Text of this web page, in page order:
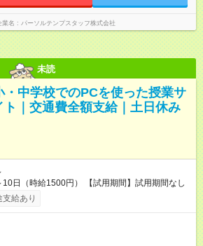
業名 パーソルテンプスタッフ株式会社
未読
・中学校でのPCを使った授業サ
｜交通費全額支給｜土日休み
研修受講8日～10日（時給1500円） 【試用期間】試用期間なし
給あり